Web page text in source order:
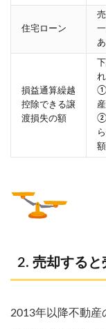
住宅ローン
損益通算繰越
控除できる譲
渡損失の額
①
②
額
売却すると
2013年以降不動産